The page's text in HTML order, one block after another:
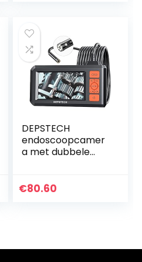
DEPSTECH
endoscoopcamer
a met dubbele
met licht, 7
€80.60